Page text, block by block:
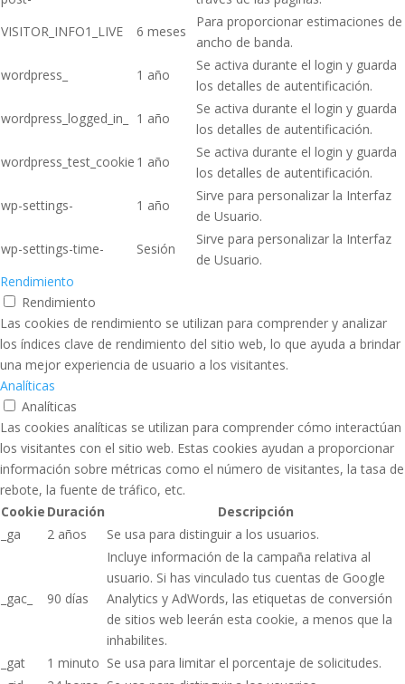
VISITOR_INFO1_LIVE
6 meses
Para proporcionar estimaciones de
ancho de banda.
wordpress_
1 año
Se activa durante el login y guarda
los detalles de autentificación.
wordpress_logged_in_
1 año
Se activa durante el login y guarda
los detalles de autentificación.
wordpress_test_cookie 1 año
Se activa durante el login y guarda
los detalles de autentificación.
wp-settings-
1 año
Sirve para personalizar la Interfaz
de Usuario.
wp-settings-time-
Sesión
Sirve para personalizar la Interfaz
de Usuario.
Rendimiento
Rendimiento
Las cookies de rendimiento se utilizan para comprender y analizar
los índices clave de rendimiento del sitio web, lo que ayuda a brindar
una mejor experiencia de usuario a los visitantes.
Analíticas
Analíticas
Las cookies analíticas se utilizan para comprender cómo interactúan
los visitantes con el sitio web. Estas cookies ayudan a proporcionar
información sobre métricas como el número de visitantes, la tasa de
rebote, la fuente de tráfico, etc.
Cookie Duración
Descripción
_ga
2 años Se usa para distinguir a los usuarios.
_gac_ 90 días
Incluye información de la campaña relativa al
usuario. Si has vinculado tus cuentas de Google
Analytics y AdWords, las etiquetas de conversión
de sitios web leerán esta cookie, a menos que la
inhabilites.
_gat
1 minuto Se usa para limitar el porcentaje de solicitudes.